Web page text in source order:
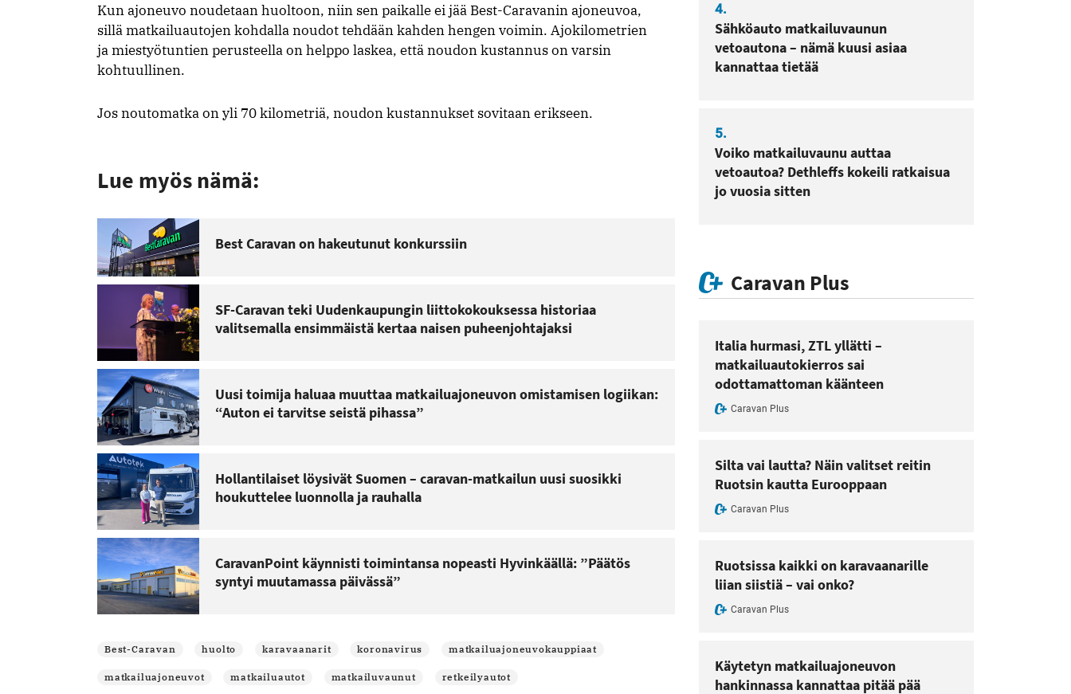
Kun ajoneuvo noudetaan huoltoon, niin sen paikalle ei jää Best-Caravanin ajoneuvoa,
sillä matkailuautojen kohdalla noudot tehdään kahden hengen voimin. Ajokilometrien
ja miestyötuntien perusteella on helppo laskea, että noudon kustannus on varsin
kohtuullinen.
Jos noutomatka on yli 70 kilometriä, noudon kustannukset sovitaan erikseen.
Lue myös nämä:
Best Caravan on hakeutunut konkurssiin
SF-Caravan teki Uudenkaupungin liittokokouksessa historiaa
valitsemalla ensimmäistä kertaa naisen puheenjohtajaksi
Uusi toimija haluaa muuttaa matkailuajoneuvon omistamisen logiikan:
“Auton ei tarvitse seistä pihassa”
Hollantilaiset löysivät Suomen – caravan-matkailun uusi suosikki
houkuttelee luonnolla ja rauhalla
CaravanPoint käynnisti toimintansa nopeasti Hyvinkäällä: ”Päätös
syntyi muutamassa päivässä”
Best-Caravan huolto karavaanarit koronavirus matkailuajoneuvokauppiaat
matkailuajoneuvot matkailuautot matkailuvaunut retkeilyautot
4.
Sähköauto matkailuvaunun
vetoautona – nämä kuusi asiaa
kannattaa tietää
5.
Voiko matkailuvaunu auttaa
vetoautoa? Dethleffs kokeili ratkaisua
jo vuosia sitten
Caravan Plus
Italia hurmasi, ZTL yllätti –
matkailuautokierros sai
odottamattoman käänteen
Caravan Plus
Silta vai lautta? Näin valitset reitin
Ruotsin kautta Eurooppaan
Caravan Plus
Ruotsissa kaikki on karavaanarille
liian siistiä – vai onko?
Caravan Plus
Käytetyn matkailuajoneuvon
hankinnassa kannattaa pitää pää